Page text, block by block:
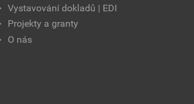
Vystavování dokladů | EDI
Projekty a granty
O nás